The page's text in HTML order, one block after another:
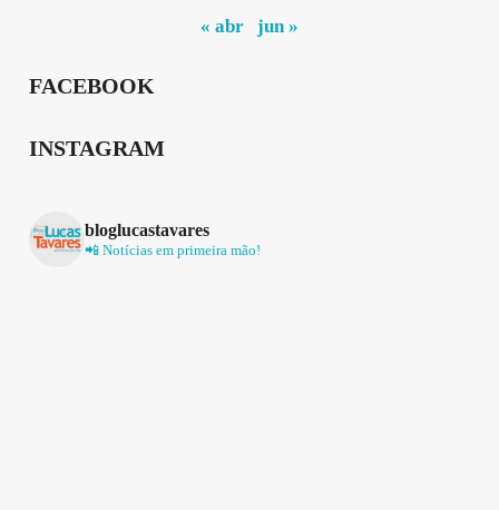
« abr jun »
FACEBOOK
INSTAGRAM
bloglucastavares
📲 Notícias em primeira mão!